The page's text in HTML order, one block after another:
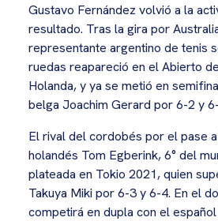
Gustavo Fernández volvió a la
resultado. Tras la gira por
representante argentino de tenis
ruedas reapareció en el Abierto
Holanda, y ya se metió en
belga Joachim Gerard por 6-2 y
El rival del cordobés por el pase
holandés Tom Egberink, 6° del
plateada en Tokio 2021, quien
Takuya Miki por 6-3 y 6-4. En el
competirá en dupla con el